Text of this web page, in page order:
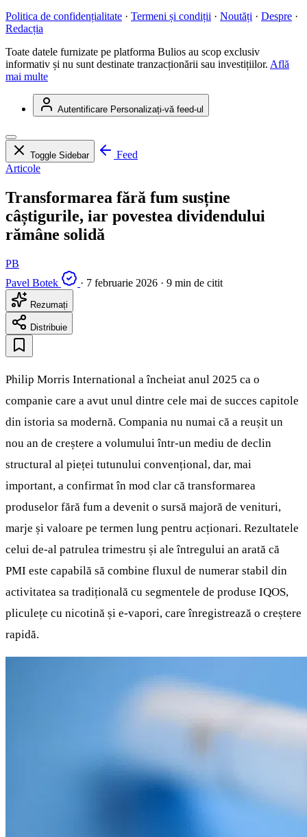
Politica de confidențialitate · Termeni și condiții · Noutăți · Despre ·
Redacția
Toate datele furnizate pe platforma Bulios au scop exclusiv
informativ și nu sunt destinate tranzacționării sau investițiilor. Află
mai multe
Autentificare Personalizați-vă feed-ul
Toggle Sidebar
Feed
Articole
Transformarea fără fum susține
câștigurile, iar povestea dividendului
rămâne solidă
PB
Pavel Botek
· 7 februarie 2026 · 9 min de citit
Rezumați
Distribuie
Philip Morris International a încheiat anul 2025 ca o
companie care a avut unul dintre cele mai de succes capitole
din istoria sa modernă. Compania nu numai că a reușit un
nou an de creștere a volumului într-un mediu de declin
structural al pieței tutunului convențional, dar, mai
important, a confirmat în mod clar că transformarea
produselor fără fum a devenit o sursă majoră de venituri,
marje și valoare pe termen lung pentru acționari. Rezultatele
celui de-al patrulea trimestru și ale întregului an arată că
PMI este capabilă să combine fluxul de numerar stabil din
activitatea sa tradițională cu segmentele de produse IQOS,
pliculețe cu nicotină și e-vapori, care înregistrează o creștere
rapidă.